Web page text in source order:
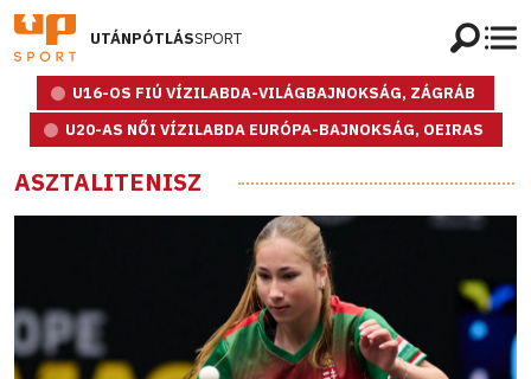
UTÁNPÓTLÁSSPORT
U16-OS FIÚ VÍZILABDA-VILÁGBAJNOKSÁG, ZÁGRÁB
U20-AS NŐI VÍZILABDA EURÓPA-BAJNOKSÁG, OEIRAS
ASZTALITENISZ